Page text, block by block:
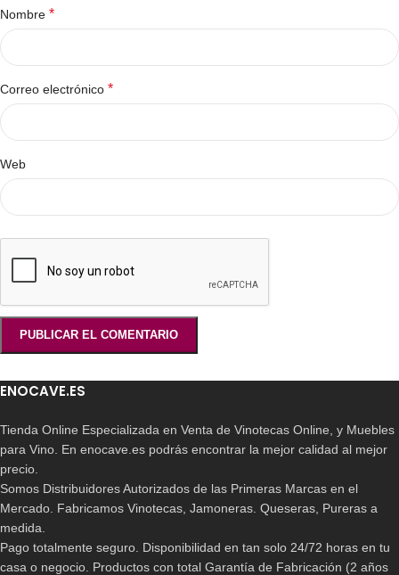
Nombre *
Correo electrónico *
Web
ENOCAVE.ES
Tienda Online Especializada en Venta de Vinotecas Online, y Muebles
para Vino. En enocave.es podrás encontrar la mejor calidad al mejor
precio.
Somos Distribuidores Autorizados de las Primeras Marcas en el
Mercado. Fabricamos Vinotecas, Jamoneras. Queseras, Pureras a
medida.
Pago totalmente seguro. Disponibilidad en tan solo 24/72 horas en tu
casa o negocio. Productos con total Garantía de Fabricación (2 años